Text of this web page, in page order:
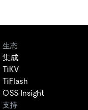
生态
集成
TiKV
TiFlash
OSS Insight
支持